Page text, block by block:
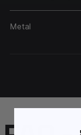
Metal